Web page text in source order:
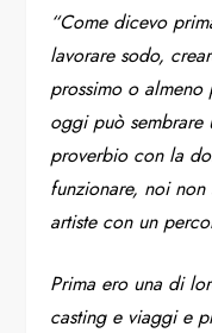
“Come dicevo
lavorare sodo,
prossimo o
oggi può
proverbio con la
funzionare, noi
artiste con un
Prima ero una di
casting e viaggi e